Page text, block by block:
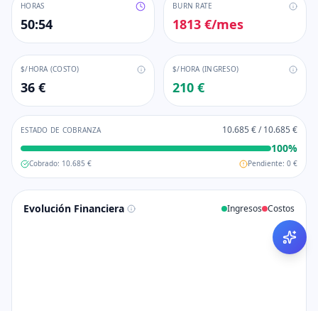
HORAS
50:54
BURN RATE
1813 €/mes
$/HORA (COSTO)
36 €
$/HORA (INGRESO)
210 €
ESTADO DE COBRANZA 10.685 €/10.685 €
100%
Cobrado: 10.685 € Pendiente: 0 €
Evolución Financiera Ingresos Costos